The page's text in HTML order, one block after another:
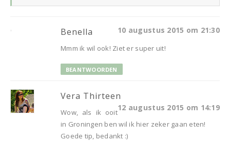
Benella 10 augustus 2015 om 21:30
Mmm ik wil ook! Ziet er super uit!
BEANTWOORDEN
Vera Thirteen
12 augustus 2015 om 14:19
Wow, als ik ooit
in Groningen ben wil ik hier zeker gaan eten!
Goede tip, bedankt :)